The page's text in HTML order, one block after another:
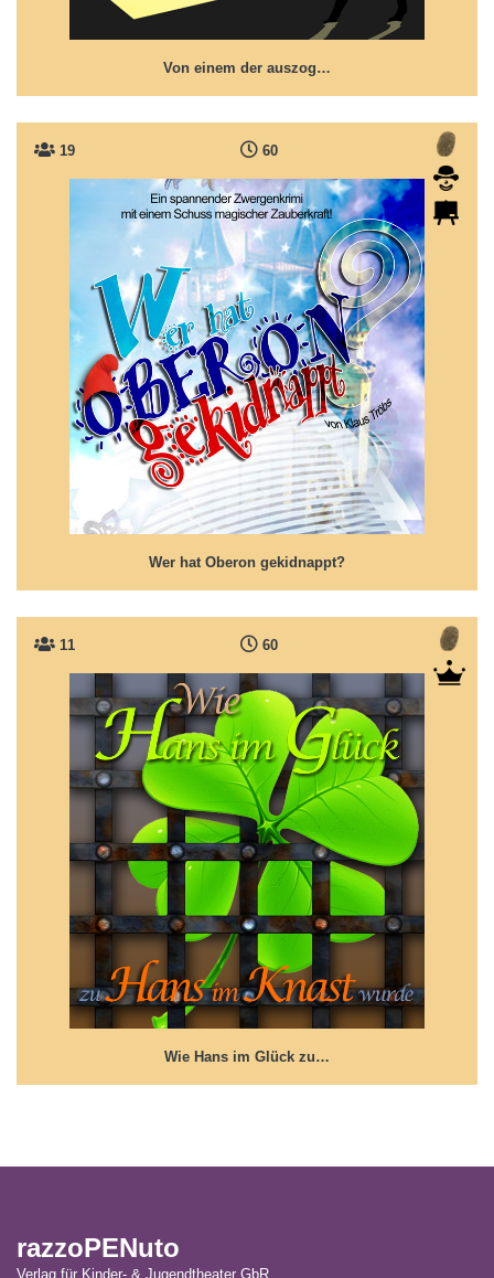
Von einem der auszog…
19 60
Wer hat Oberon gekidnappt?
Wer hat Oberon gekidnappt?
Ein spannender Zwergenkrimi mit einem Schuss
magischer Zauberkraft
11 60
Wie Hans im Glück zu…
Wie Hans im Glück zu Hans im ...
Eine kurze Geschichte um Glück im Unglück
razzoPENuto
Verlag für Kinder- & Jugendtheater GbR